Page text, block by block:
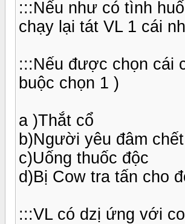
:::Nếu như có tình
chạy lại tát VL 1 cái
:::Nếu được chọn cái
buộc chọn 1 )
a )Thắt cổ
b)Người yêu đâm chết
c)Uống thuốc độc
d)Bị Cow tra tấn cho
:::VL có dzị ứng với